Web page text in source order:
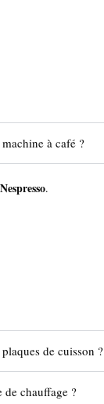
à café ?
Nespresso.
de cuisson ?
de chauffage ?